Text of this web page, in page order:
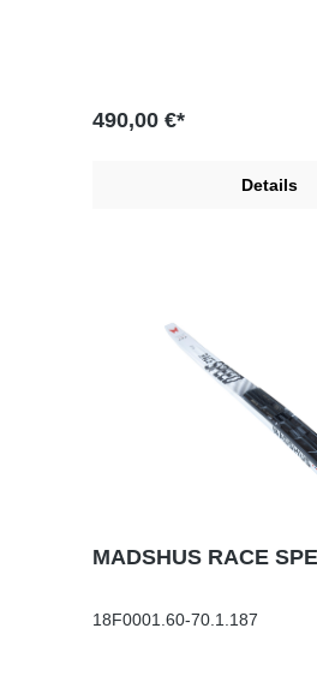
490,00 €*
Details
MADSHUS RACE
18F0001.60-70.1.187